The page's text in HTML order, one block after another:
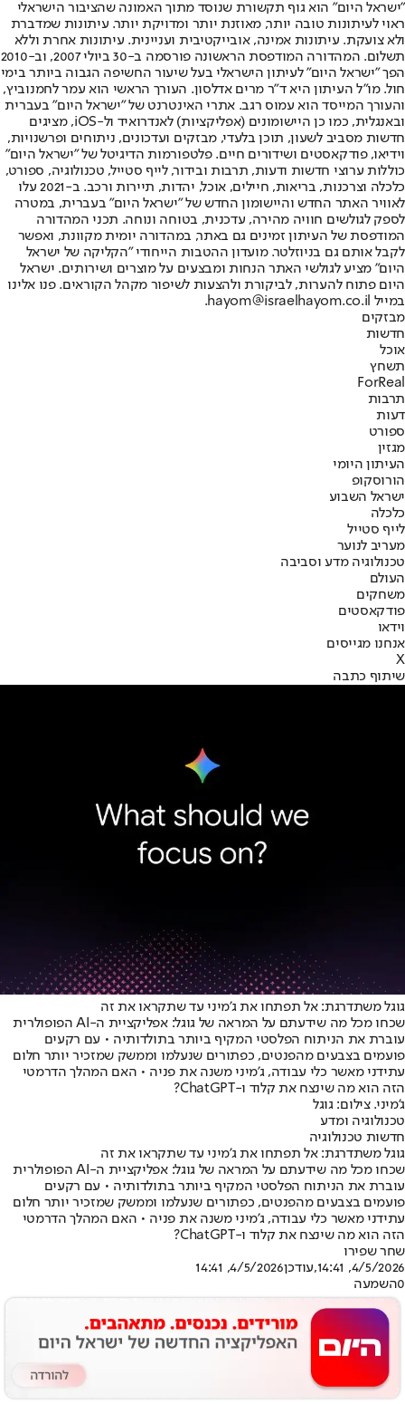
"ישראל היום" הוא גוף תקשורת שנוסד מתוך האמונה שהציבור הישראלי
ראוי לעיתונות טובה יותר, מאוזנת יותר ומדויקת יותר. עיתונות שמדברת
ולא צועקת. עיתונות אמינה, אובייקטיבית ועניינית. עיתונות אחרת וללא
תשלום. המהדורה המודפסת הראשונה פורסמה ב-30 ביולי 2007, וב-2010
הפך "ישראל היום" לעיתון הישראלי בעל שיעור החשיפה הגבוה ביותר בימי
חול. מו"ל העיתון היא ד"ר מרים אדלסון. העורך הראשי הוא עמר לחמנוביץ,
והעורך המייסד הוא עמוס רגב. אתרי האינטרנט של "ישראל היום" בעברית
ובאנגלית, כמו כן היישומונים (אפליקציות) לאנדרואיד ול-iOS, מציגים
חדשות מסביב לשעון, תוכן בלעדי, מבזקים ועדכונים, ניתוחים ופרשנויות,
וידיאו, פודקאסטים ושידורים חיים. פלטפורמות הדיגיטל של "ישראל היום"
כוללות ערוצי חדשות ודעות, תרבות ובידור, לייף סטייל, טכנולוגיה, ספורט,
כלכלה וצרכנות, בריאות, חיילים, אוכל, יהדות, תיירות ורכב. ב-2021 עלו
לאוויר האתר החדש והיישומון החדש של "ישראל היום" בעברית, במטרה
לספק לגולשים חוויה מהירה, עדכנית, בטוחה ונוחה. תכני המהדורה
המודפסת של העיתון זמינים גם באתר, במהדורה יומית מקוונת, ואפשר
לקבל אותם גם בניוזלטר. מועדון ההטבות הייחודי "הקליקה של ישראל
היום" מציע לגולשי האתר הנחות ומבצעים על מוצרים ושירותים. ישראל
היום פתוח להערות, לביקורת ולהצעות לשיפור מקהל הקוראים. פנו אלינו
במייל hayom@israelhayom.co.il.
מבזקים
חדשות
אוכל
תשחץ
ForReal
תרבות
דעות
ספורט
מגזין
העיתון היומי
הורוסקופ
ישראל השבוע
כלכלה
לייף סטייל
מעריב לנוער
טכנולוגיה מדע וסביבה
העולם
משחקים
פודקאסטים
וידאו
אנחנו מגייסים
X
שיתוף כתבה
גוגל משתדרגת: אל תפתחו את ג'מיני עד שתקראו את זה
שכחו מכל מה שידעתם על המראה של גוגל: אפליקציית ה-AI הפופולרית
עוברת את הניתוח הפלסטי המקיף ביותר בתולדותיה • עם רקעים
פועמים בצבעים מהפנטים, כפתורים שנעלמו וממשק שמזכיר יותר חלום
עתידני מאשר כלי עבודה, ג'מיני משנה את פניה • האם המהלך הדרמטי
הזה הוא מה שינצח את קלוד ו-ChatGPT?
ג'מיני. צילום: גוגל
טכנולוגיה ומדע
חדשות טכנולוגיה
גוגל משתדרגת: אל תפתחו את ג'מיני עד שתקראו את זה
שכחו מכל מה שידעתם על המראה של גוגל: אפליקציית ה-AI הפופולרית
עוברת את הניתוח הפלסטי המקיף ביותר בתולדותיה • עם רקעים
פועמים בצבעים מהפנטים, כפתורים שנעלמו וממשק שמזכיר יותר חלום
עתידני מאשר כלי עבודה, ג'מיני משנה את פניה • האם המהלך הדרמטי
הזה הוא מה שינצח את קלוד ו-ChatGPT?
שחר שפירו
4/5/2026, 14:41
,עודכן4/5/2026, 14:41
0השמעה